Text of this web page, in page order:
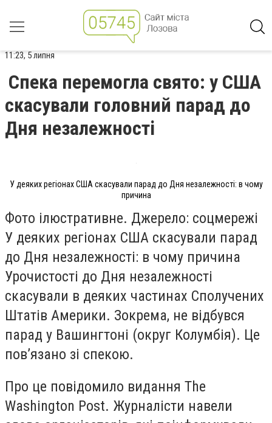
11:23, 5 липня
Спека перемогла свято: у США
скасували головний парад до
Дня незалежності
У деяких регіонах США скасували парад до Дня незалежності: в чому
причина
Фото ілюстративне. Джерело: соцмережі
У деяких регіонах США скасували парад
до Дня незалежності: в чому причина
Урочистості до Дня незалежності
скасували в деяких частинах Сполучених
Штатів Америки. Зокрема, не відбувся
парад у Вашингтоні (округ Колумбія). Це
пов’язано зі спекою.
Про це повідомило видання The
Washington Post. Журналісти навели